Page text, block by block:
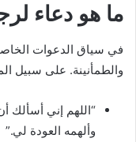
ما هو دعاء
في سياق الدعوات
والطمأنينة. على سبيل
“اللهم إني أسألك
وألهمه العودة لي.”